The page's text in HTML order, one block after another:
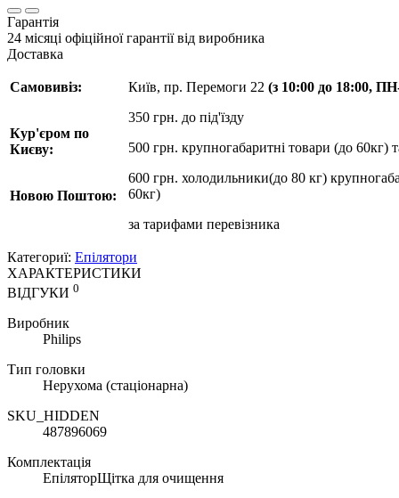
Гарантія
24 місяці офіційної гарантії від виробника
Доставка
Самовивіз:
Кур'єром по
Києву:
Новою Поштою:
Київ, пр. Перемоги 22 (з 10:00 до 18:00,
350 грн. до під'їзду
500 грн. крупногабаритні товари (до 60кг)
600 грн. холодильники(до 80 кг)
60кг)
за тарифами перевізника
Категориї: Епілятори
ХАРАКТЕРИСТИКИ
ВІДГУКИ 0
Виробник
Philips
Тип головки
Нерухома (стаціонарна)
SKU_HIDDEN
487896069
Комплектація
ЕпіляторЩітка для очищення